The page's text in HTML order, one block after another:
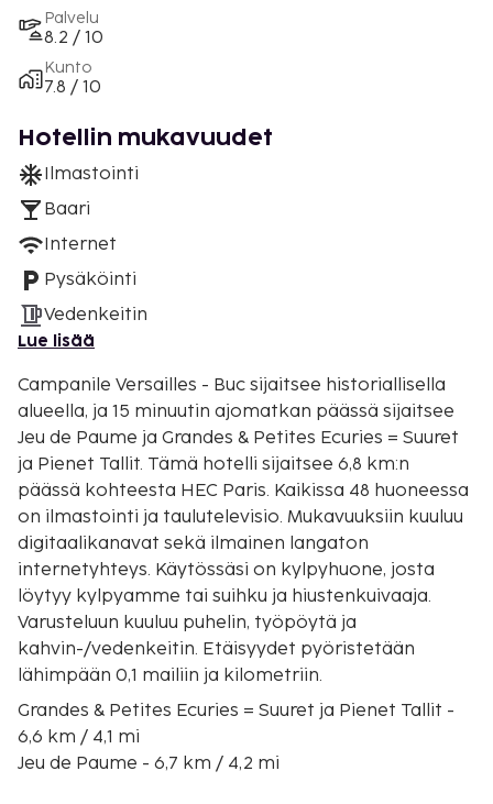
Palvelu
8.2 / 10
Kunto
7.8 / 10
Hotellin mukavuudet
Ilmastointi
Baari
Internet
Pysäköinti
Vedenkeitin
Lue lisää
Campanile Versailles - Buc sijaitsee historiallisella
alueella, ja 15 minuutin ajomatkan päässä sijaitsee
Jeu de Paume ja Grandes & Petites Ecuries = Suuret
ja Pienet Tallit. Tämä hotelli sijaitsee 6,8 km:n
päässä kohteesta HEC Paris. Kaikissa 48 huoneessa
on ilmastointi ja taulutelevisio. Mukavuuksiin kuuluu
digitaalikanavat sekä ilmainen langaton
internetyhteys. Käytössäsi on kylpyhuone, josta
löytyy kylpyamme tai suihku ja hiustenkuivaaja.
Varusteluun kuuluu puhelin, työpöytä ja
kahvin-/vedenkeitin. Etäisyydet pyöristetään
lähimpään 0,1 mailiin ja kilometriin.
Grandes & Petites Ecuries = Suuret ja Pienet Tallit -
6,6 km / 4,1 mi
Jeu de Paume - 6,7 km / 4,2 mi